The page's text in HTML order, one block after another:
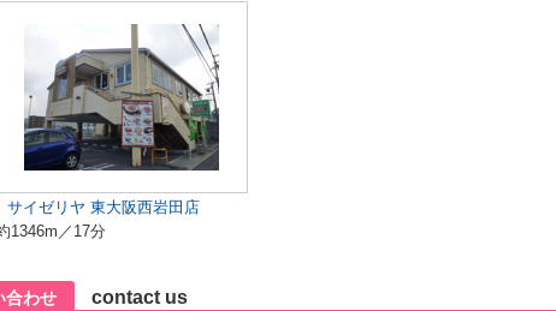
サイゼリヤ 東大阪西岩田店
1346m／17分
合わせ contact us